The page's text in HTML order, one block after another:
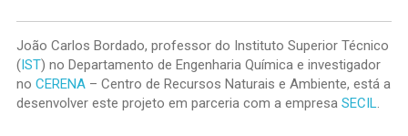
João Carlos Bordado, professor do Instituto Superior Técnico
(IST) no Departamento de Engenharia Química e investigador
no CERENA– Centro de Recursos Naturais e Ambiente, está a
desenvolver este projeto em parceria com a empresa SECIL.